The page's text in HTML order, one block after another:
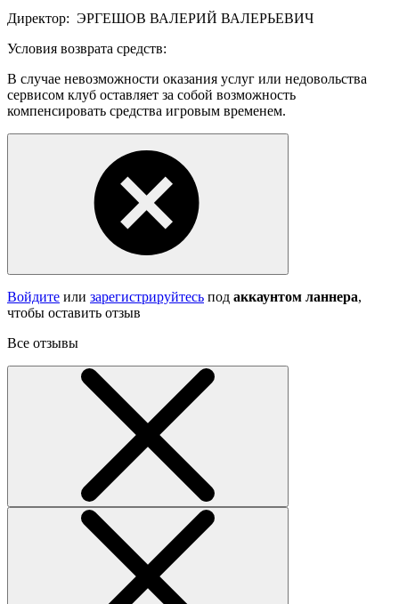
Директор: ЭРГЕШОВ ВАЛЕРИЙ ВАЛЕРЬЕВИЧ
Условия возврата средств:
В случае невозможности оказания услуг или недовольства
сервисом клуб оставляет за собой возможность
компенсировать средства игровым временем.
Войдите или зарегистрируйтесь под аккаунтом ланнера,
чтобы оставить отзыв
Все отзывы